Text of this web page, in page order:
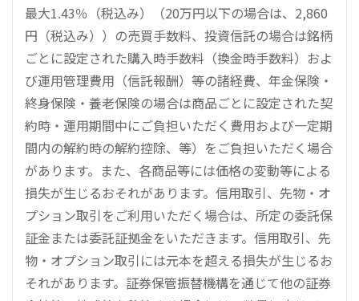
最大1.43％（税込み）（20万円以下の場合は、2,860
円（税込み））の売買手数料、投資信託の場合は銘柄
ごとに設定された購入時手数料（換金時手数料）およ
び運用管理費用（信託報酬）等の諸経費、年金保険・
終身保険・養老保険の場合は商品ごとに設定された契
約時・運用期間中にご負担いただく費用および一定期
間内の解約時の解約控除、等）をご負担いただく場合
があります。また、各商品等には価格の変動等による
損失が生じるおそれがあります。信用取引、先物・オ
プション取引をご利用いただく場合は、所定の委託保
証金または委託証拠金をいただきます。信用取引、先
物・オプション取引には元本を超える損失が生じるお
それがあります。証券保管振替機構を通じて他の証券